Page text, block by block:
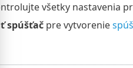
všetky nastavenia
spúšťačpre vytvorenie